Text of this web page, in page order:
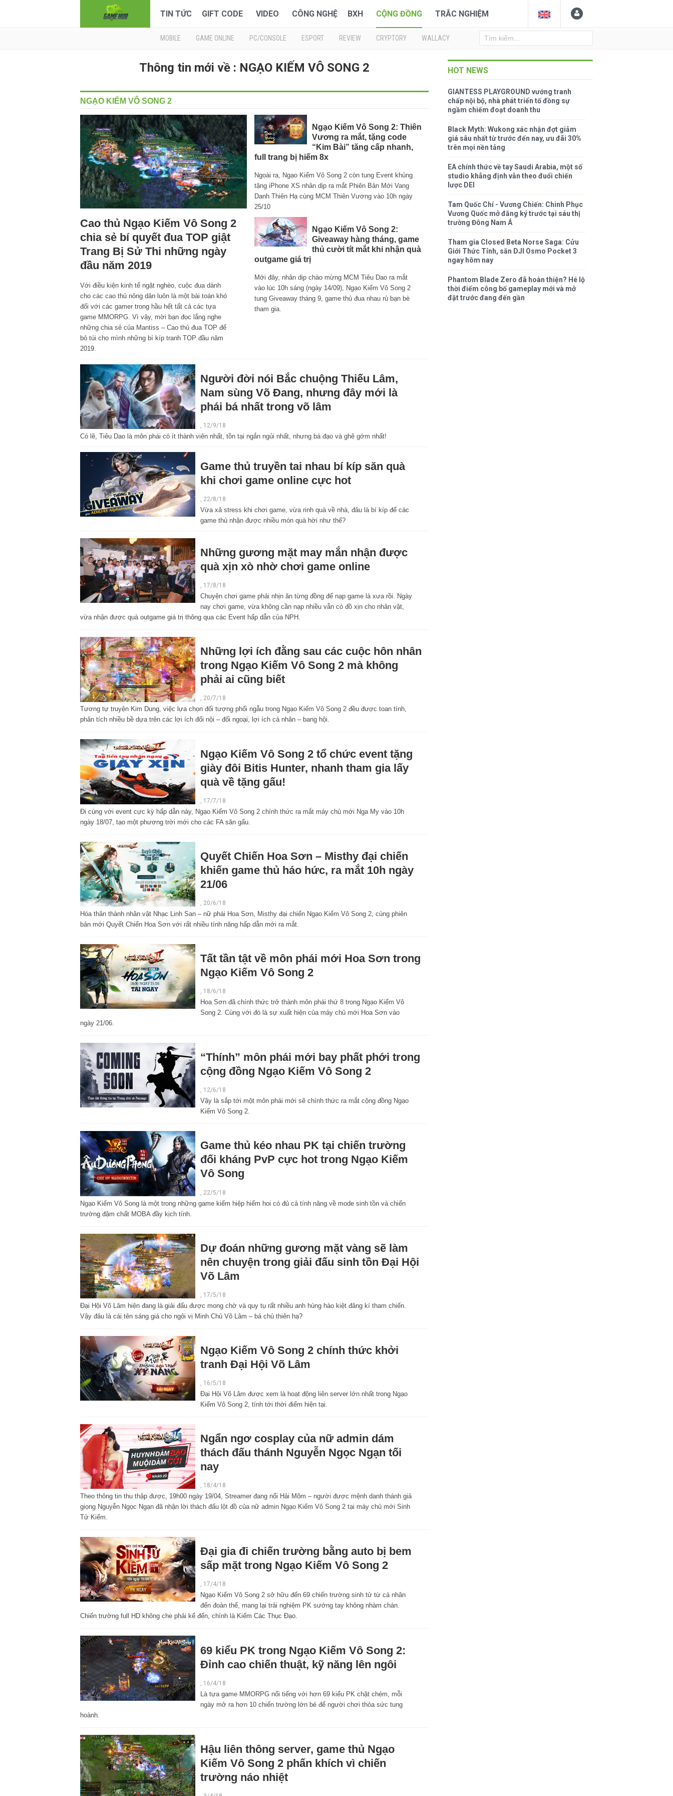
TIN TỨC GIFT CODE VIDEO CÔNG NGHỆ BXH CỘNG ĐỒNG TRẮC NGHIỆM
MOBILE GAME ONLINE PC/CONSOLE ESPORT REVIEW CRYPTORY WALLACY
Thông tin mới về : NGẠO KIẾM VÔ SONG 2
NGẠO KIẾM VÔ SONG 2
Cao thủ Ngạo Kiếm Vô Song 2
chia sẻ bí quyết đua TOP giật
Trang Bị Sử Thi những ngày
đầu năm 2019
Với điều kiện kinh tế ngặt nghèo, cuộc đua dành
cho các cao thủ nông dân luôn là một bài toán khó
đối với các gamer trong hầu hết tất cả các tựa
game MMORPG. Vì vậy, mời bạn đọc lắng nghe
những chia sẻ của Mantiss – Cao thủ đua TOP để
bỏ túi cho mình những bí kíp tranh TOP đầu năm
2019.
Ngạo Kiếm Vô Song 2: Thiên
Vương ra mắt, tặng code
“Kim Bài” tăng cấp nhanh,
full trang bị hiếm 8x
Ngoài ra, Ngạo Kiếm Vô Song 2 còn tung Event khủng
tặng iPhone XS nhân dịp ra mắt Phiên Bản Mới Vang
Danh Thiên Hạ cùng MCM Thiên Vương vào 10h ngày
25/10
Ngạo Kiếm Vô Song 2:
Giveaway hàng tháng, game
thủ cười tít mắt khi nhận quà
outgame giá trị
Mới đây, nhân dịp chào mừng MCM Tiêu Dao ra mắt
vào lúc 10h sáng (ngày 14/09), Ngạo Kiếm Vô Song 2
tung Giveaway tháng 9, game thủ đua nhau rủ bạn bè
tham gia.
Người đời nói Bắc chuộng Thiếu Lâm,
Nam sùng Võ Đang, nhưng đây mới là
phái bá nhất trong võ lâm
, 12/9/18
Có lẽ, Tiêu Dao là môn phái có ít thành viên nhất, tồn tại ngắn ngủi nhất, nhưng bá đạo và ghê gớm nhất!
Game thủ truyền tai nhau bí kíp săn quà
khi chơi game online cực hot
, 22/8/18
Vừa xả stress khi chơi game, vừa rinh quà về nhà, đâu là bí kíp để các
game thủ nhận được nhiều món quà hời như thế?
Những gương mặt may mắn nhận được
quà xịn xò nhờ chơi game online
, 17/8/18
Chuyện chơi game phải nhịn ăn từng đồng để nạp game là xưa rồi. Ngày
nay chơi game, vừa không cần nạp nhiều vẫn có đồ xịn cho nhân vật,
vừa nhận được quà outgame giá trị thông qua các Event hấp dẫn của NPH.
Những lợi ích đằng sau các cuộc hôn nhân
trong Ngạo Kiếm Vô Song 2 mà không
phải ai cũng biết
, 20/7/18
Tương tự truyện Kim Dung, việc lựa chọn đối tượng phối ngẫu trong Ngạo Kiếm Vô Song 2 đều được toan tính,
phân tích nhiều bề dựa trên các lợi ích đối nội – đối ngoại, lợi ích cá nhân – bang hội.
Ngạo Kiếm Vô Song 2 tổ chức event tặng
giày đôi Bitis Hunter, nhanh tham gia lấy
quà về tặng gấu!
17/7/18
Đi cùng với event cực kỳ hấp dẫn này, Ngạo Kiếm Vô Song 2 chính thức ra mắt máy chủ mới Nga My vào 10h
ngày 18/07, tạo một phương trời mới cho các FA săn gấu.
Quyết Chiến Hoa Sơn – Misthy đại chiến
khiến game thủ háo hức, ra mắt 10h ngày
21/06
, 20/6/18
Hóa thân thành nhân vật Nhạc Linh San – nữ phái Hoa Sơn, Misthy đại chiến Ngạo Kiếm Vô Song 2, cùng phiên
bản mới Quyết Chiến Hoa Sơn với rất nhiều tính năng hấp dẫn mới ra mắt.
Tất tần tật về môn phái mới Hoa Sơn trong
Ngạo Kiếm Vô Song 2
, 18/6/18
Hoa Sơn đã chính thức trở thành môn phái thứ 8 trong Ngạo Kiếm Vô
Song 2. Cùng với đó là sự xuất hiện của máy chủ mới Hoa Sơn vào
ngày 21/06.
“Thính” môn phái mới bay phất phới trong
cộng đồng Ngạo Kiếm Vô Song 2
, 12/6/18
Vậy là sắp tới một môn phái mới sẽ chính thức ra mắt cộng đồng Ngạo
Kiếm Vô Song 2.
Game thủ kéo nhau PK tại chiến trường
đối kháng PvP cực hot trong Ngạo Kiếm
Vô Song
22/5/18
Ngạo Kiếm Vô Song là một trong những game kiếm hiệp hiếm hoi có đủ cả tính năng về mode sinh tồn và chiến
trường đậm chất MOBA đầy kịch tính.
Dự đoán những gương mặt vàng sẽ làm
nên chuyện trong giải đấu sinh tồn Đại Hội
Võ Lâm
17/5/18
Đại Hội Võ Lâm hiện đang là giải đấu được mong chờ và quy tụ rất nhiều anh hùng hào kiệt đăng kí tham chiến.
Vậy đâu là cái tên sáng giá cho ngôi vị Minh Chủ Võ Lâm – bá chủ thiên hạ?
Ngạo Kiếm Vô Song 2 chính thức khởi
tranh Đại Hội Võ Lâm
, 16/5/18
Đại Hội Võ Lâm được xem là hoạt động liên server lớn nhất trong Ngạo
Kiếm Vô Song 2, tính tới thời điểm hiện tại.
Ngẩn ngơ cosplay của nữ admin dám
thách đấu thánh Nguyễn Ngọc Ngạn tối
nay
, 18/4/18
Theo thông tin thu thập được, 19h00 ngày 19/04, Streamer đang nổi Hải Mõm – người được mệnh danh thánh giả
giọng Nguyễn Ngọc Ngạn đã nhận lời thách đấu lột đồ của nữ admin Ngạo Kiếm Vô Song 2 tại máy chủ mới Sinh
Tử Kiếm.
Đại gia đi chiến trường bằng auto bị bem
sấp mặt trong Ngạo Kiếm Vô Song 2
, 17/4/18
Ngạo Kiếm Vô Song 2 sở hữu đến 69 chiến trường sinh tử từ cá nhân
đến đoàn thể, mang lại trải nghiệm PK sướng tay không nhàm chán.
Chiến trường full HD không che phải kể đến, chính là Kiếm Các Thục Đạo.
69 kiểu PK trong Ngạo Kiếm Vô Song 2:
Đỉnh cao chiến thuật, kỹ năng lên ngôi
16/4/18
Là tựa game MMORPG nổi tiếng với hơn 69 kiểu PK chặt chém, mỗi
ngày mở ra hơn 10 chiến trường lớn bé để người chơi thỏa sức tung
hoành.
Hậu liên thông server, game thủ Ngạo
Kiếm Vô Song 2 phấn khích vì chiến
trường náo nhiệt
HOT NEWS
GIANTESS PLAYGROUND vướng tranh
chấp nội bộ, nhà phát triển tố đồng sự
ngầm chiếm đoạt doanh thu
Black Myth: Wukong xác nhận đợt giảm
giá sâu nhất từ trước đến nay, ưu đãi 30%
trên mọi nền tảng
EA chính thức về tay Saudi Arabia, một số
studio khẳng định vẫn theo đuổi chiến
lược DEI
Tam Quốc Chí - Vương Chiến: Chinh Phục
Vương Quốc mở đăng ký trước tại sáu thị
trường Đông Nam Á
Tham gia Closed Beta Norse Saga: Cửu
Giới Thức Tỉnh, săn DJI Osmo Pocket 3
ngay hôm nay
Phantom Blade Zero đã hoàn thiện? Hé lộ
thời điểm công bố gameplay mới và mở
đặt trước đang đến gần